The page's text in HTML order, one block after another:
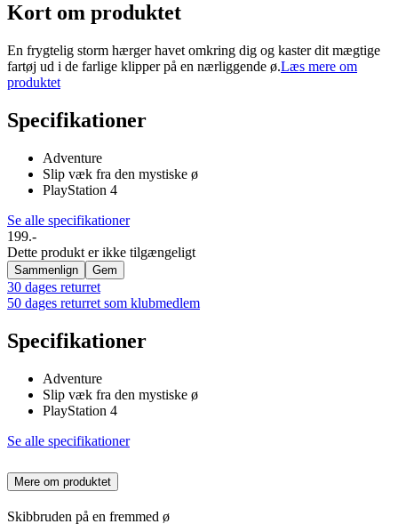
Kort om produktet
En frygtelig storm hærger havet omkring dig og kaster dit mægtige
fartøj ud i de farlige klipper på en nærliggende ø.Læs mere om
produktet
Specifikationer
Adventure
Slip væk fra den mystiske ø
PlayStation 4
Se alle specifikationer
199.-
Dette produkt er ikke tilgængeligt
Sammenlign Gem
30 dages returret
50 dages returret som klubmedlem
Specifikationer
Adventure
Slip væk fra den mystiske ø
PlayStation 4
Se alle specifikationer
Mere om produktet
Skibbruden på en fremmed ø